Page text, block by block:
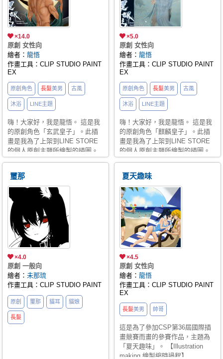
×14.0
原創 女性向
繪者：龍悟
作畫工具：CLIP STUDIO PAINT
EX
原創角色 長髮美男 古風
沐浴 LINE主題
嗨！大家好，我是龍悟。 這是我
的原創角色「玄武皇子」。此插
畫是我為了上架到LINE STORE
的個人原創主題所繪製的插圖。
飲。 【原創角色】玄武皇子 【使
用軟體】CLIP STUDIO PAINT
EX LINE主題購買連結👇
https://yunaillustration.pse.is/7cvy6j
※為了防止盜圖進行AI訓練，畫
作有加上雜訊與LOGO等浮水
印，請見諒。 無雜訊版本請至
FANBOX訂閱觀看👇
https://yunaillustration.fanbox.cc/posts/9630873
❗這裡所有提供的畫作與資料僅供
個人觀賞與收藏。 ❗禁止用於訓練
AI、禁止任何形式的轉載、禁止
擅自加工重製與商用。 ❗ここで提
供されるイラストや資料はすべ
て個人で閲覧・保存するための
×5.0
原創 女性向
繪者： 龍悟
作畫工具：CLIP STUDIO PAINT
EX
原創角色 長髮美男 古風
沐浴 LINE主題
嗨！大家好，我是龍悟。 這是我
的原創角色「麒麟皇子」。此插
畫是我為了上架到LINE STORE
的個人原創主題所繪製的插圖。
色】麒麟皇子 【使用軟體】CLIP
STUDIO PAINT EX LINE主題購
買連結👇
https://yunaillustration.pse.is/
※為了防止盜圖進行AI訓練，畫
作有加上雜訊與LOGO等浮水
印，請見諒。 無雜訊版本請至
FANBOX訂閱觀看👇
https://yunaillustration.fanbox.cc/
❗這裡所有提供的畫作與資料僅供
個人觀賞與收藏。 ❗禁止用於訓練
AI、禁止任何形式的轉載、禁止
擅自加工重製與商用。 ❗ここで提
供されるイラストや資料はすべ
て個人で閲覧・保存するための
ものです。 ❗AI学習のための使
用、無断転載、無断改変、商用
利用は禁止しています。 ❗All the
璽那
×4.0
原創 一般向
繪者：未那琉
作畫工具：CLIP STUDIO PAINT
原創 璽那 貓耳 貓娘
長髮
夏天趣味
×4.5
原創 女性向
繪者： 龍悟
作畫工具：CLIP STUDIO PAINT
EX
長髮美男 帥哥
這是為了參加CSP第36屆國際插
畫競賽而畫的參賽作品，主題為
「夏天趣味」。 【Illustration
making 繪製縮時過程】